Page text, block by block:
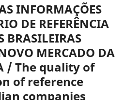
INFORMAÇÕES
DE REFERÊNCIA
BRASILEIRAS
MERCADO DA
/ The quality of
of reference
companies